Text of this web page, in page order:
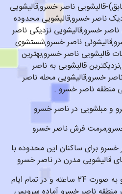
قالیشویی ناصر خسرو,قالیشویی
ناصر خسرو,قالیشویی محدوده
خسرو,قالیشویی نزدیکی ناصر
ناصر خسرو,شستشوی
قالیشویی ناصر خسرو,بهترین
قالیشویی به ناصر
خسرو,قالیشویی محله ناصر
منطقه ناصر خسرو .
و مبلشویی در ناصر خسرو
فرش ناصر خسرو
خسرو برای ساکنان این محدوده با
قالیشویی مدرن در ناصر خسرو
برترین قالیشویی ناصر خسرو به صورت 24 ساعته و در تمام ایام